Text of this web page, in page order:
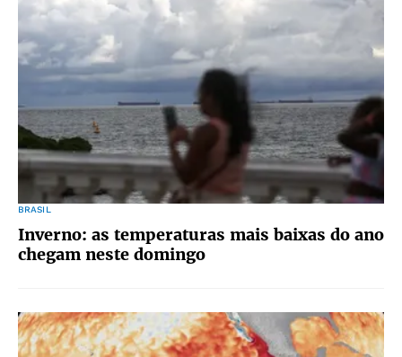
BRASIL
Inverno: as temperaturas mais baixas do ano
chegam neste domingo